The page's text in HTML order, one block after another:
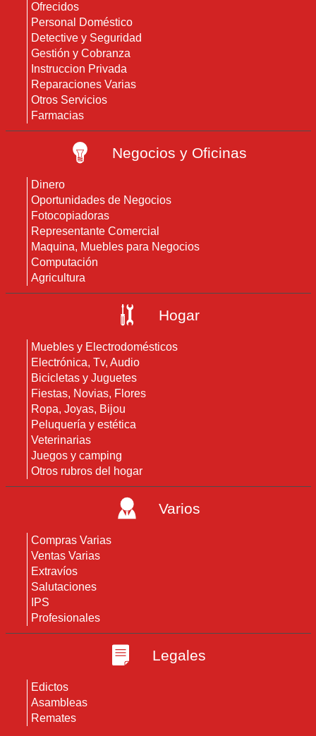
Ofrecidos
Personal Doméstico
Detective y Seguridad
Gestión y Cobranza
Instruccion Privada
Reparaciones Varias
Otros Servicios
Farmacias
Negocios y Oficinas
Dinero
Oportunidades de Negocios
Fotocopiadoras
Representante Comercial
Maquina, Muebles para Negocios
Computación
Agricultura
Hogar
Muebles y Electrodomésticos
Electrónica, Tv, Audio
Bicicletas y Juguetes
Fiestas, Novias, Flores
Ropa, Joyas, Bijou
Peluquería y estética
Veterinarias
Juegos y camping
Otros rubros del hogar
Varios
Compras Varias
Ventas Varias
Extravíos
Salutaciones
IPS
Profesionales
Legales
Edictos
Asambleas
Remates